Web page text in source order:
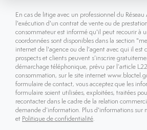
En cas de litige avec un professionnel du
l'exécution d'un contrat de vente ou de
consommateur est informé qu'il peut recourir à
coordonnées sont disponibles dans la section
internet de l'agence ou de l'agent avec qui il est
prospects et clients peuvent s’inscrire
démarchage téléphonique, prévu par l’article
consommation, sur le site internet
formulaire de contact, vous acceptez que les
formulaire soient utilisées, exploitées, traitées
recontacter dans le cadre de la relation
demande d’information. Plus d'informations sur
et Politique de confidentialité